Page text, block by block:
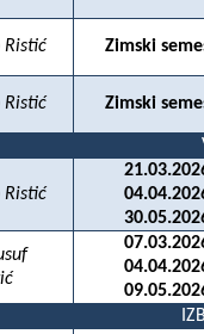
Ristić Zimski
Ristić Zimski
Ristić
04.04